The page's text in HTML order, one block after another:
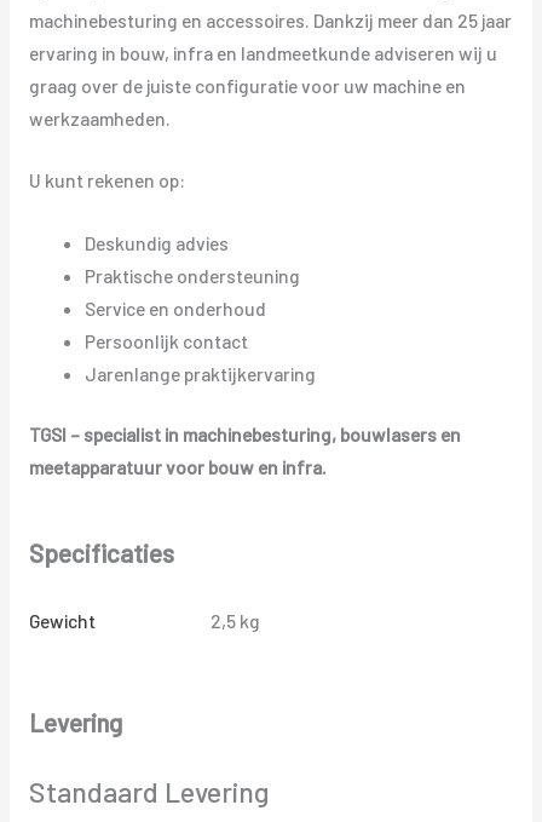
machinebesturing en accessoires. Dankzij meer dan 25 jaar
ervaring in bouw, infra en landmeetkunde adviseren wij u
graag over de juiste configuratie voor uw machine en
werkzaamheden.
U kunt rekenen op:
Deskundig advies
Praktische ondersteuning
Service en onderhoud
Persoonlijk contact
Jarenlange praktijkervaring
TGSI – specialist in machinebesturing, bouwlasers en
meetapparatuur voor bouw en infra.
Specificaties
Gewicht 2,5 kg
Levering
Standaard Levering